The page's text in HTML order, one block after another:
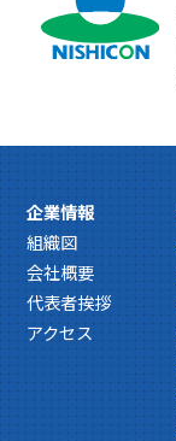
企業情報
組織図
会社概要
代表者挨拶
アクセス